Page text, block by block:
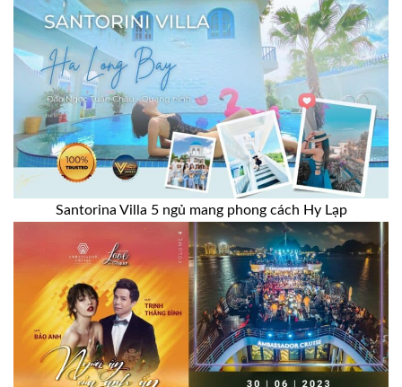
Santorina Villa 5 ngủ mang phong cách Hy Lạp